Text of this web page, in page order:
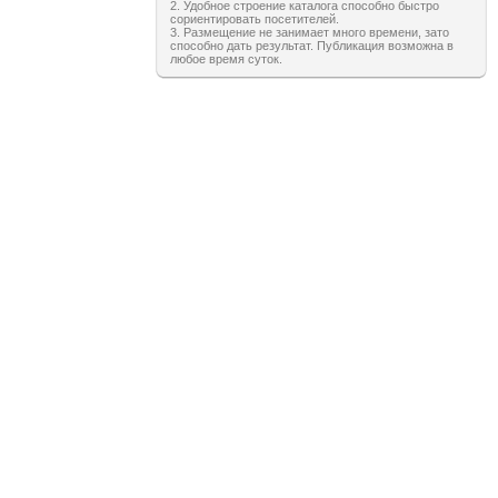
2. Удобное строение каталога способно быстро
сориентировать посетителей.
3. Размещение не занимает много времени, зато
способно дать результат. Публикация возможна в
любое время суток.